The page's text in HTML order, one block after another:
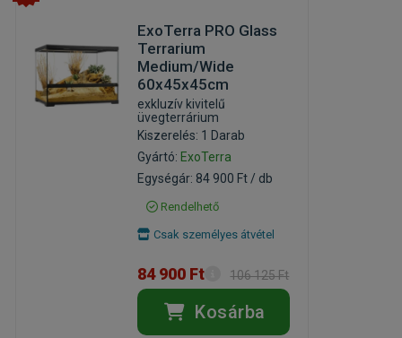
ExoTerra PRO Glass
Terrarium
Medium/Wide
60x45x45cm
exkluzív kivitelű
üvegterrárium
Kiszerelés: 1 Darab
Gyártó: ExoTerra
Egységár: 84 900 Ft / db
Rendelhető
Csak személyes átvétel
84 900 Ft 106 125 Ft
Kosárba